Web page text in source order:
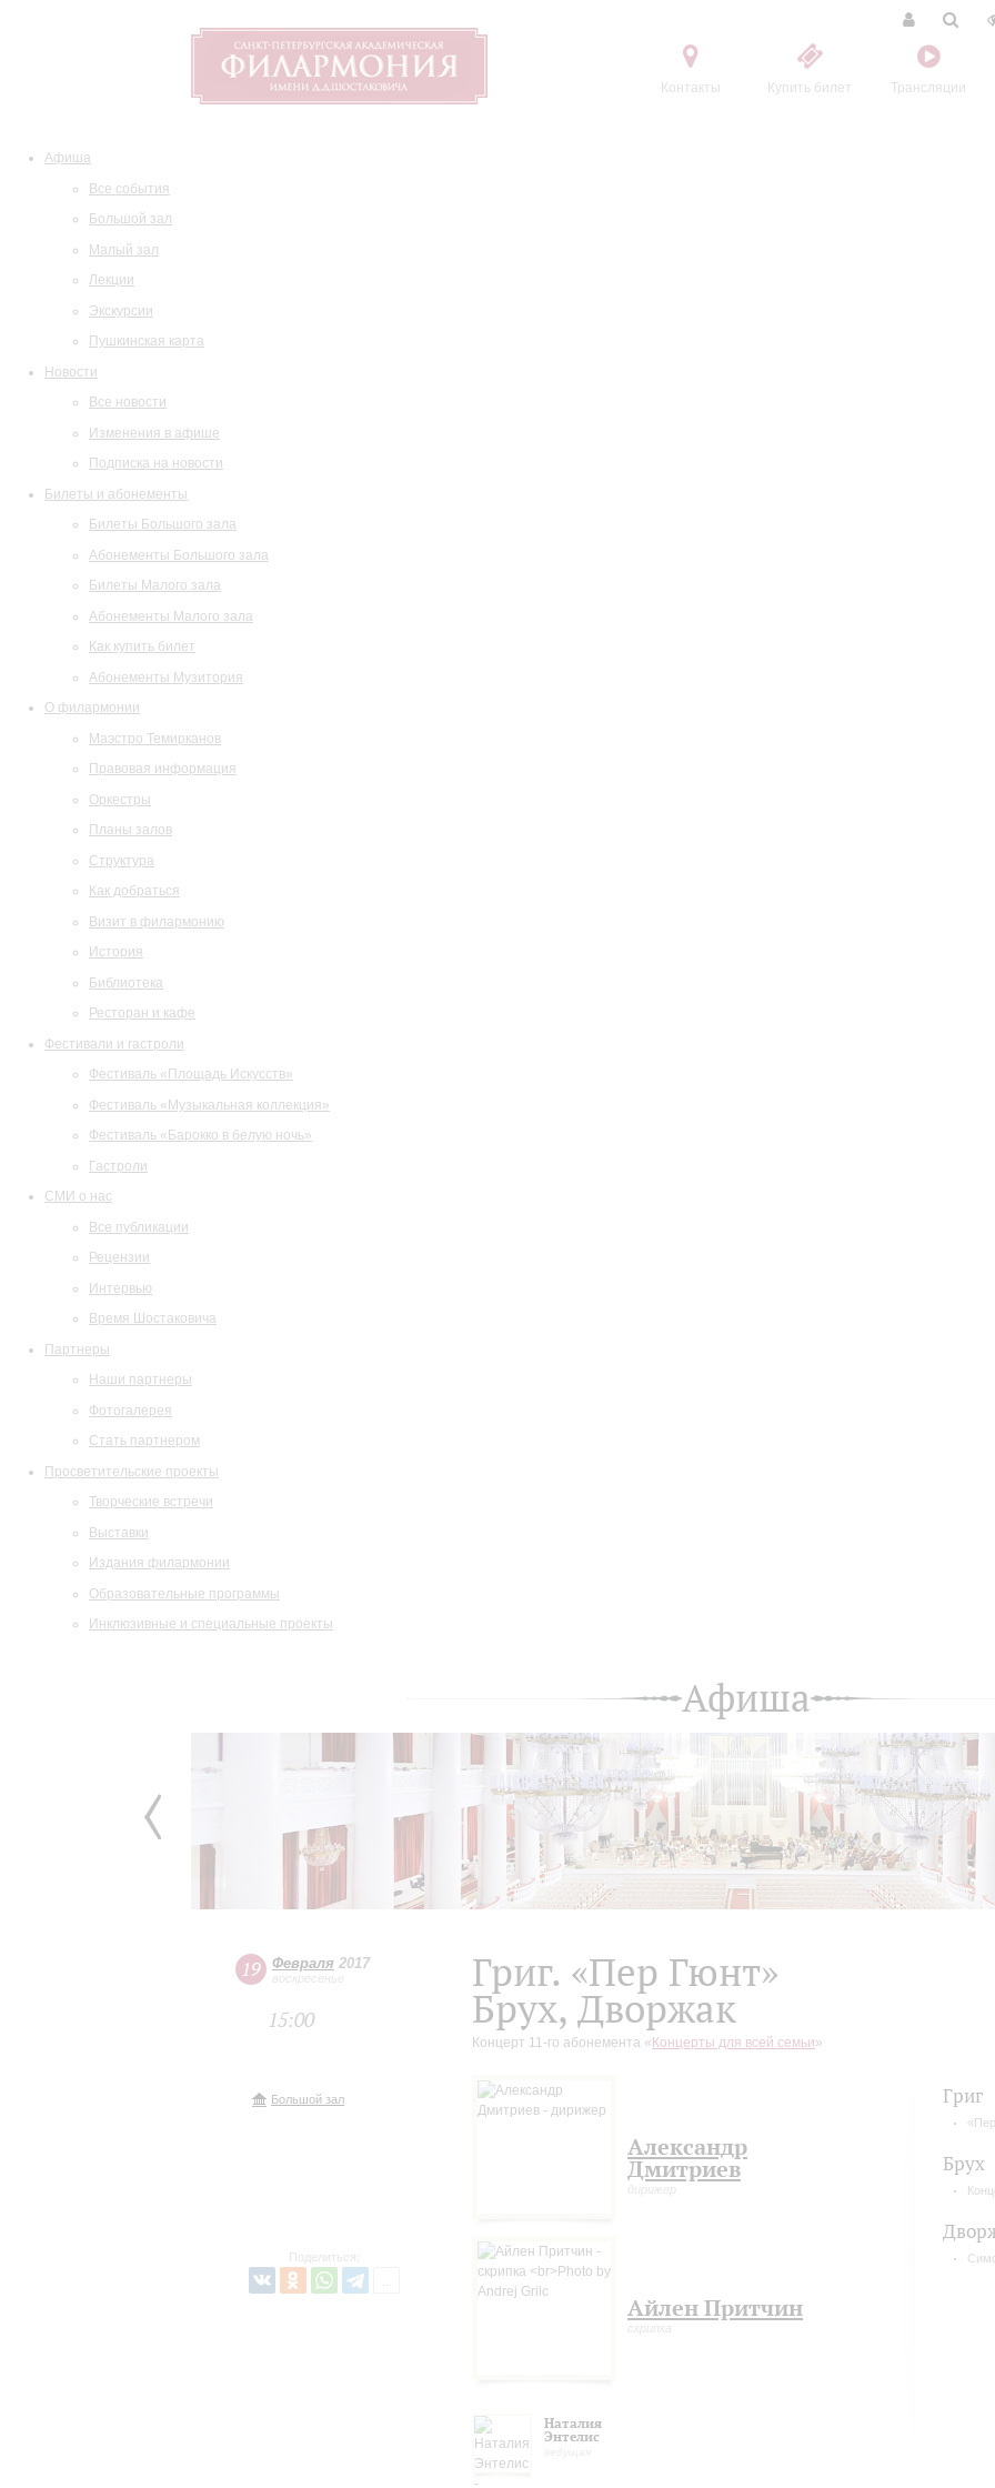
Контакты Купить билет Трансляции
Афиша
Все события
Большой зал
Малый зал
Лекции
Экскурсии
Пушкинская карта
Новости
Все новости
Изменения в афише
Подписка на новости
Билеты и абонементы
Билеты Большого зала
Абонементы Большого зала
Билеты Малого зала
Абонементы Малого зала
Как купить билет
Абонементы Музитория
О филармонии
Маэстро Темирканов
Правовая информация
Оркестры
Планы залов
Структура
Как добраться
Визит в филармонию
История
Библиотека
Ресторан и кафе
Фестивали и гастроли
Фестиваль «Площадь Искусств»
Фестиваль «Музыкальная коллекция»
Фестиваль «Барокко в белую ночь»
Гастроли
СМИ о нас
Все публикации
Рецензии
Интервью
Время Шостаковича
Партнеры
Наши партнеры
Фотогалерея
Стать партнером
Просветительские проекты
Творческие встречи
Выставки
Издания филармонии
Образовательные программы
Инклюзивные и специальные проекты
Афиша
19 Февраля 2017
воскресенье
15:00
Большой зал
Поделиться:
Григ. «Пер Гюнт»
Брух, Дворжак
Концерт 11-го абонемента « Концерты для всей семьи»
Александр
Дмитриев
дирижер
Айлен Притчин
скрипка
Наталия
Энтелис
Григ
Брух